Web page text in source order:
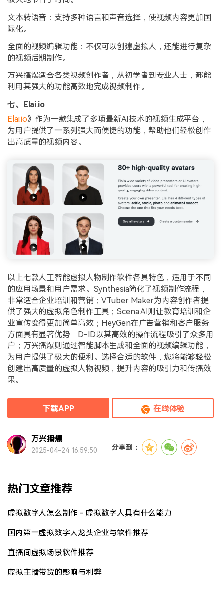
文本转语音：支持多种语言和声音选择，使视频内容更加国
际化。
全面的视频编辑功能：不仅可以创建虚拟人，还能进行复杂
的视频后期制作。
万兴播爆适合各类视频创作者，从初学者到专业人士，都能
利用其强大的功能高效地完成视频制作。
七、Elai.io
Elai.io》作为一款集成了多项最新AI技术的视频生成平台，
为用户提供了一系列强大而便捷的功能，帮助他们轻松创作
出高质量的视频内容。
以上七款人工智能虚拟人物制作软件各具特色，适用于不同
的应用场景和用户需求。Synthesia简化了视频制作流程，
非常适合企业培训和营销；VTuber Maker为内容创作者提
供了强大的虚拟角色制作工具；Scena AI则让教育培训和企
业宣传变得更加简单高效；HeyGen在广告营销和客户服务
方面具有显著优势；D-ID以其高效的操作流程吸引了众多用
户；万兴播爆则通过智能脚本生成和全面的视频编辑功能，
为用户提供了极大的便利。选择合适的软件，您将能够轻松
创建出高质量的虚拟人物视频，提升内容的吸引力和传播效
果。
下载APP 在线体验
万兴播爆
2025-04-24 16:59:50 分享到：
热门文章推荐
虚拟数字人怎么制作 - 虚拟数字人具有什么能力
国内第一虚拟数字人龙头企业与软件推荐
直播间虚拟场景软件推荐
虚拟主播带货的影响与利弊